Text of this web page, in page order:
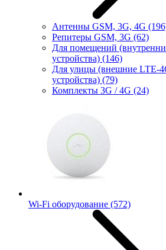
Антенны GSM, 3G, 4G
Репитеры GSM, 3G (62)
Для помещений
устройства) (146)
Для улицы (внешние LTE-
устройства) (79)
Комплекты 3G / 4G (24)
Wi-Fi оборудование (572)